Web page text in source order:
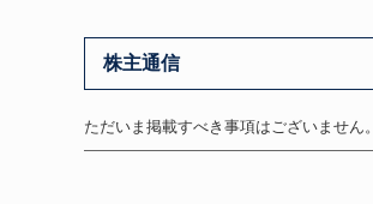
株主通信
ただいま掲載すべき事項はございません。